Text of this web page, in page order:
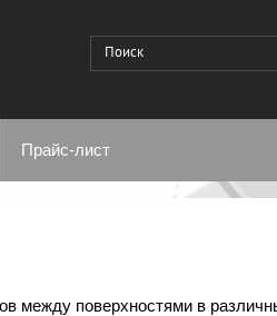
Прайс-лист
между поверхностями в